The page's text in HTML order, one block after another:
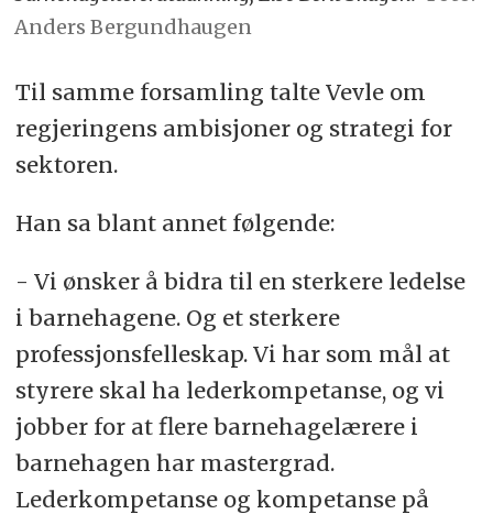
Anders Bergundhaugen
Til samme forsamling talte Vevle om
regjeringens ambisjoner og strategi for
sektoren.
Han sa blant annet følgende:
- Vi ønsker å bidra til en sterkere ledelse
i barnehagene. Og et sterkere
professjonsfelleskap. Vi har som mål at
styrere skal ha lederkompetanse, og vi
jobber for at flere barnehagelærere i
barnehagen har mastergrad.
Lederkompetanse og kompetanse på